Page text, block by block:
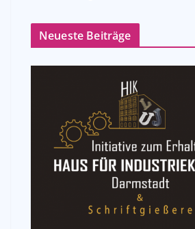
Neueste Beiträge